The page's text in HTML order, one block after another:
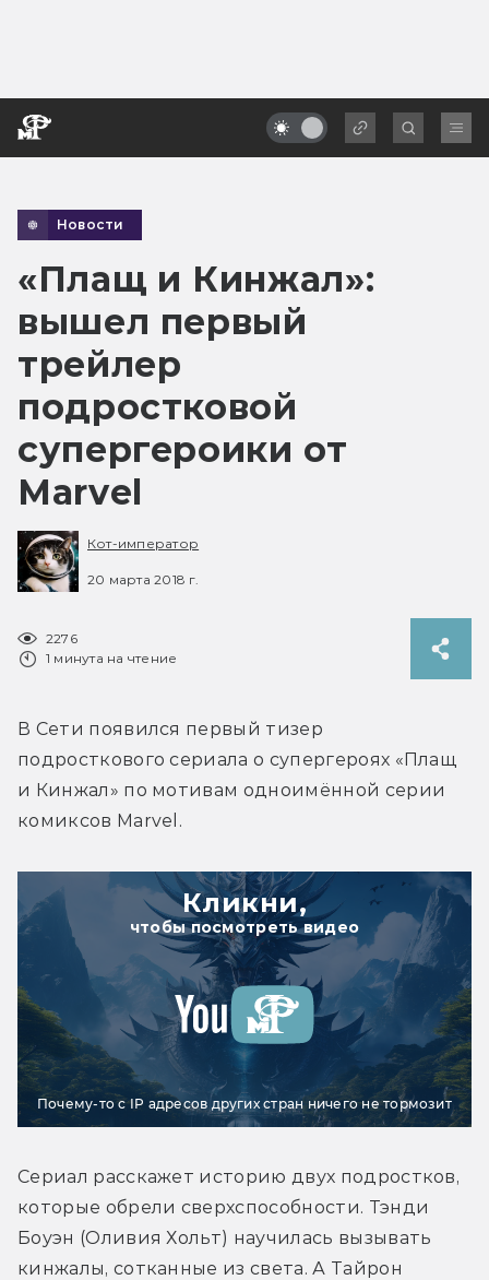
Новости
«Плащ и Кинжал»:
вышел первый
трейлер
подростковой
супергероики от
Marvel
Кот-император
20 марта 2018 г.
2276
1 минута на чтение
В Сети появился первый тизер
подросткового сериала о супергероях «Плащ
и Кинжал» по мотивам одноимённой серии
комиксов Marvel.
Кликни,
чтобы посмотреть видео
Почему-то с IP адресов других стран ничего не тормозит
Сериал расскажет историю двух подростков,
которые обрели сверхспособности. Тэнди
Боуэн (Оливия Хольт) научилась вызывать
кинжалы, сотканные из света. А Тайрон